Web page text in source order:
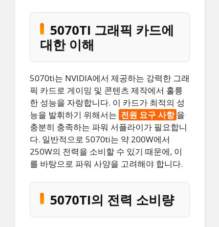
5070TI 그래픽 카드에
대한 이해
5070ti는 NVIDIA에서 제공하는 강력한 그래
픽 카드로 게이밍 및 콘텐츠 제작에서 훌륭
한 성능을 자랑합니다. 이 카드가 최적의 성
능을 발휘하기 위해서는 전원 요구 사항 을
충분히 충족하는 파워 서플라이가 필요합니
다. 일반적으로 5070ti는 약 200W에서
250W의 전력을 소비할 수 있기 때문에, 이
를 바탕으로 파워 사양을 고려해야 합니다.
5070TI의 전력 소비량